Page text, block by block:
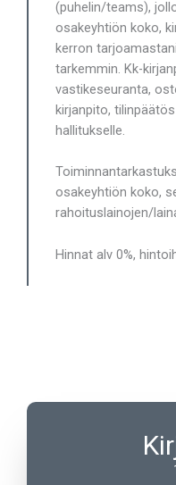
(puhelin/teams),
osakeyhtiön koko,
kerron
tarkemmin. Kk-
vastikeseuranta,
kirjanpito,
hallitukselle.
osakeyhtiön koko,
rahoituslainojen/
Hinnat alv 0%,